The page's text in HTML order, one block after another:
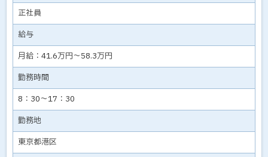
正社員
給与
月給：41.6万円～58.3万円
勤務時間
8：30～17：30
勤務地
東京都港区